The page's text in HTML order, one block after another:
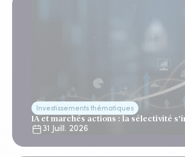
Investissements thématiques
IA et marchés actions : la sélectivité
31 Juill. 2026